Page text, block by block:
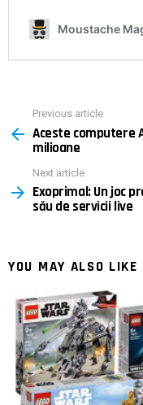
more
Previous article
Aceste computere
milioane
Next article
Exoprimal: Un joc
său de servicii live
YOU MAY ALSO LIKE